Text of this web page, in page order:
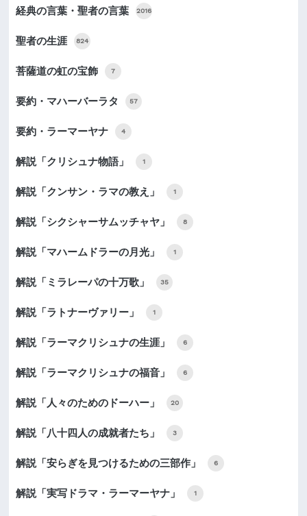
経典の言葉・聖者の言葉 2016
聖者の生涯 824
菩薩道の虹の宝飾 7
要約・マハーバーラタ 57
要約・ラーマーヤナ 4
解説「クリシュナ物語」 1
解説「クンサン・ラマの教え」 1
解説「シクシャーサムッチャヤ」 8
解説「マハームドラーの月光」 1
解説「ミラレーパの十万歌」 35
解説「ラトナーヴァリー」 1
解説「ラーマクリシュナの生涯」 6
解説「ラーマクリシュナの福音」 6
解説「人々のためのドーハー」 20
解説「八十四人の成就者たち」 3
解説「安らぎを見つけるための三部作」 6
解説「実写ドラマ・ラーマーヤナ」 1